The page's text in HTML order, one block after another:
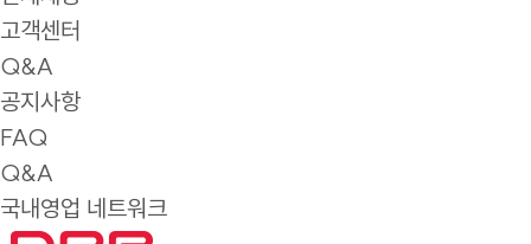
고객센터
Q&A
공지사항
FAQ
Q&A
국내영업 네트워크